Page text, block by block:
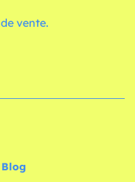
vente.
Blog